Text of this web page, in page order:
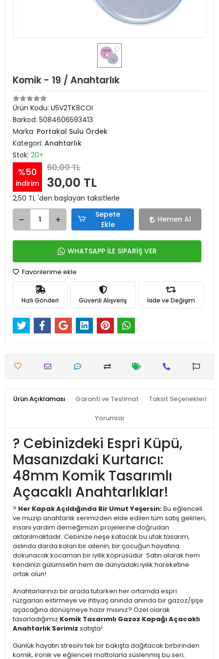
Komik - 19 / Anahtarlık
Ürün Kodu: U5V2TK8COI
Barkod: 5084606593413
Marka: Portakal Sulu Ördek
Kategori: Anahtarlık
Stok: 20+
%50
indirim
60,00 TL
30,00 TL
2,50 TL 'den başlayan taksitlerle
Sepete
Ekle
Hemen Al
WHATSAPP İLE SİPARİŞ VER
Favorilerime ekle
Hızlı Gönderi Güvenli Alışveriş İade ve Değişim
Ürün Açıklaması Garanti ve Teslimat Taksit Seçenekleri
Yorumlar
? Cebinizdeki Espri Küpü,
Masanızdaki Kurtarıcı:
48mm Komik Tasarımlı
Açacaklı Anahtarlıklar!
? Her Kapak Açıldığında Bir Umut Yeşersin:Bu eğlenceli
ve muzip anahtarlık serimizden elde edilen tüm satış gelirleri,
insani yardım derneğimizin projelerine doğrudan
aktarılmaktadır. Cebinize neşe katacak bu ufak tasarım,
aslında darda kalan bir ailenin, bir çocuğun hayatına
dokunacak kocaman bir iyilik köprüsüdür. Satın alarak hem
kendinizi gülümsetin hem de dünyadaki iyilik hareketine
ortak olun!
Anahtarlarınızı bir arada tutarken her ortamda espri
rüzgarları estirmeye ve ihtiyaç anında anında bir gazoz/şişe
açacağına dönüşmeye hazır mısınız? Özel olarak
tasarladığımız Komik Tasarımlı Gazoz Kapağı Açacaklı
Anahtarlık Serimiz satışta!
Günlük hayatın stresini tek bir bakışta dağıtacak birbirinden
komik, ironik ve eğlenceli mottolarla süslenmiş bu seri;